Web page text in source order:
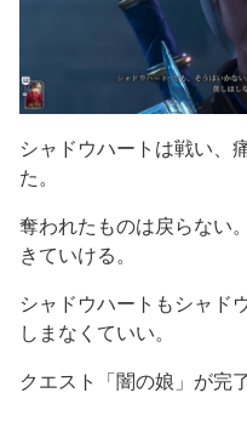
シャドウハートは戦い、
た。
奪われたものは戻らない
きていける。
シャドウハートもシャド
しまなくていい。
クエスト「闇の娘」が完